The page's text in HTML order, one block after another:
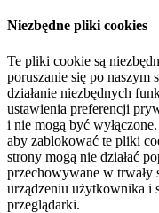
Niezbędne pliki cookies
Te pliki cookie są
poruszanie się po naszym
działanie niezbędnych
ustawienia preferencji
i nie mogą być
aby zablokować te pliki
strony mogą nie działać
przechowywane w trwały
urządzeniu użytkownika i
przeglądarki.